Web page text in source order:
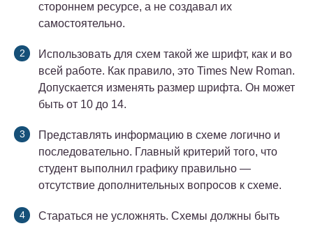
стороннем ресурсе, а не создавал их
самостоятельно.
Использовать для схем такой же шрифт, как и во
всей работе. Как правило, это Times New Roman.
Допускается изменять размер шрифта. Он может
быть от 10 до 14.
Представлять информацию в схеме логично и
последовательно. Главный критерий того, что
студент выполнил графику правильно —
отсутствие дополнительных вопросов к схеме.
Стараться не усложнять. Схемы должны быть